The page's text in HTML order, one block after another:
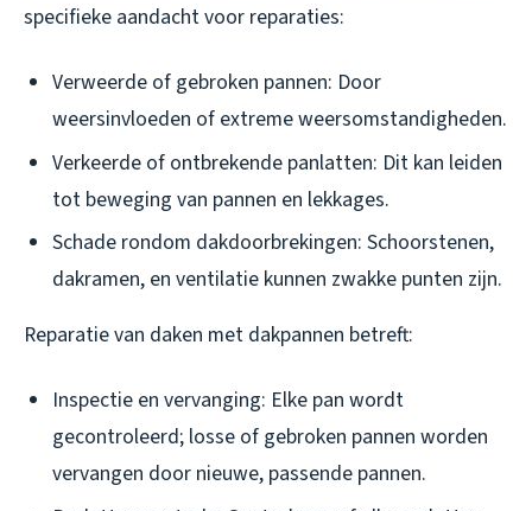
specifieke aandacht voor reparaties:
Verweerde of gebroken pannen: Door
weersinvloeden of extreme weersomstandigheden.
Verkeerde of ontbrekende panlatten: Dit kan leiden
tot beweging van pannen en lekkages.
Schade rondom dakdoorbrekingen: Schoorstenen,
dakramen, en ventilatie kunnen zwakke punten zijn.
Reparatie van daken met dakpannen betreft:
Inspectie en vervanging: Elke pan wordt
gecontroleerd; losse of gebroken pannen worden
vervangen door nieuwe, passende pannen.